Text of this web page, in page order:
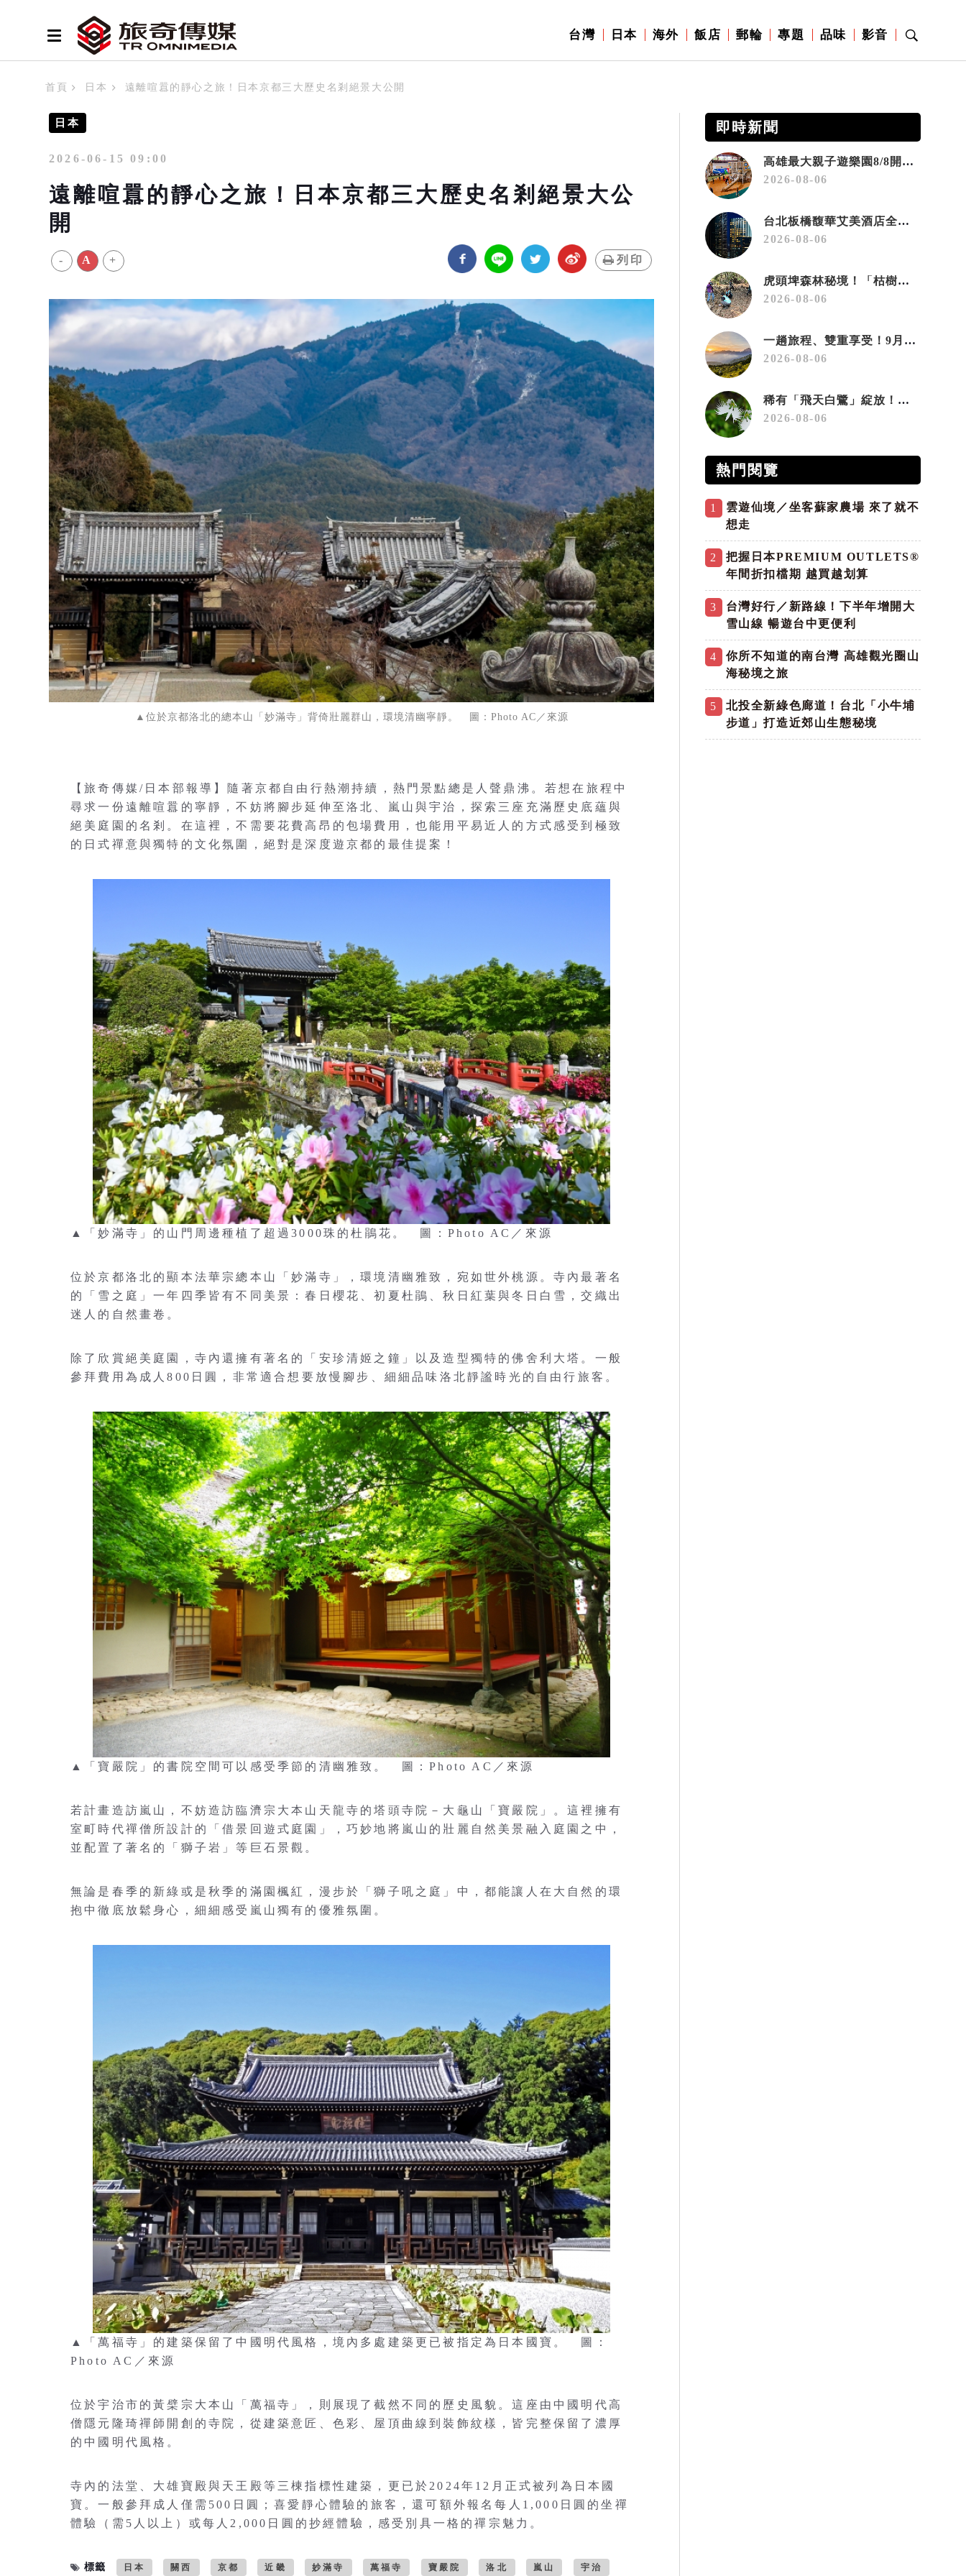
台灣 日本 海外 飯店 郵輪 專題 品味 影音
首頁 日本 遠離喧囂的靜心之旅！日本京都三大歷史名剎絕景大公開
日本
2026-06-15 09:00
遠離喧囂的靜心之旅！日本京都三大歷史名剎絕景大公
開
- A + 列印
▲位於京都洛北的總本山「妙滿寺」背倚壯麗群山，環境清幽寧靜。 圖：Photo AC／來源
【旅奇傳媒/日本部報導】隨著京都自由行熱潮持續，熱門景點總是人聲鼎沸。若想在旅程中
尋求一份遠離喧囂的寧靜，不妨將腳步延伸至洛北、嵐山與宇治，探索三座充滿歷史底蘊與
絕美庭園的名剎。在這裡，不需要花費高昂的包場費用，也能用平易近人的方式感受到極致
的日式禪意與獨特的文化氛圍，絕對是深度遊京都的最佳提案！
▲「妙滿寺」的山門周邊種植了超過3000珠的杜鵑花。 圖：Photo AC／來源
位於京都洛北的顯本法華宗總本山「妙滿寺」，環境清幽雅致，宛如世外桃源。寺內最著名
的「雪之庭」一年四季皆有不同美景：春日櫻花、初夏杜鵑、秋日紅葉與冬日白雪，交織出
迷人的自然畫卷。
除了欣賞絕美庭園，寺內還擁有著名的「安珍清姬之鐘」以及造型獨特的佛舍利大塔。一般
參拜費用為成人800日圓，非常適合想要放慢腳步、細細品味洛北靜謐時光的自由行旅客。
▲「寶嚴院」的書院空間可以感受季節的清幽雅致。 圖：Photo AC／來源
若計畫造訪嵐山，不妨造訪臨濟宗大本山天龍寺的塔頭寺院－大龜山「寶嚴院」。這裡擁有
室町時代禪僧所設計的「借景回遊式庭園」，巧妙地將嵐山的壯麗自然美景融入庭園之中，
並配置了著名的「獅子岩」等巨石景觀。
無論是春季的新綠或是秋季的滿園楓紅，漫步於「獅子吼之庭」中，都能讓人在大自然的環
抱中徹底放鬆身心，細細感受嵐山獨有的優雅氛圍。
▲「萬福寺」的建築保留了中國明代風格，境內多處建築更已被指定為日本國寶。 圖：
Photo AC／來源
位於宇治市的黃檗宗大本山「萬福寺」，則展現了截然不同的歷史風貌。這座由中國明代高
僧隱元隆琦禪師開創的寺院，從建築意匠、色彩、屋頂曲線到裝飾紋樣，皆完整保留了濃厚
的中國明代風格。
寺內的法堂、大雄寶殿與天王殿等三棟指標性建築，更已於2024年12月正式被列為日本國
寶。一般參拜成人僅需500日圓；喜愛靜心體驗的旅客，還可額外報名每人1,000日圓的坐禪
體驗（需5人以上）或每人2,000日圓的抄經體驗，感受別具一格的禪宗魅力。
標籤 日本 關西 京都 近畿 妙滿寺 萬福寺 寶嚴院 洛北 嵐山 宇治
即時新聞
高雄最大親子遊樂園8/8開幕！30項設施免費玩、YOYO家族嗨翻暑假
2026-08-06
台北板橋馥華艾美酒店全新開幕 感官藝術策展打造旅居新風格
2026-08-06
虎頭埤森林秘境！「枯樹籬步道」生態復育有成 走進大自然生命教室
2026-08-06
一趟旅程、雙重享受！9月住宿合歡山 順遊奧萬大10元優惠入園
2026-08-06
稀有「飛天白鷺」綻放！神戶六甲高山植物園「鷺草」珍貴現身
2026-08-06
熱門閱覽
1
雲遊仙境／坐客蘇家農場 來了就不
想走
2
把握日本PREMIUM OUTLETS®
年間折扣檔期 越買越划算
3
台灣好行／新路線！下半年增開大
雪山線 暢遊台中更便利
4
你所不知道的南台灣 高雄觀光圈山
海秘境之旅
5
北投全新綠色廊道！台北「小牛埔
步道」打造近郊山生態秘境